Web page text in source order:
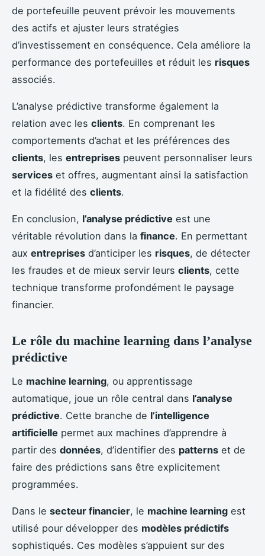
de portefeuille peuvent prévoir les mouvements
des actifs et ajuster leurs stratégies
d’investissement en conséquence. Cela améliore la
performance des portefeuilles et réduit les risques
associés.
L’analyse prédictive transforme également la
relation avec les clients. En comprenant les
comportements d’achat et les préférences des
clients, les entreprises peuvent personnaliser leurs
services et offres, augmentant ainsi la satisfaction
et la fidélité des clients.
En conclusion, l’analyse prédictive est une
véritable révolution dans la finance. En permettant
aux entreprises d’anticiper les risques, de détecter
les fraudes et de mieux servir leurs clients, cette
technique transforme profondément le paysage
financier.
Le rôle du machine learning dans l’analyse
prédictive
Le machine learning, ou apprentissage
automatique, joue un rôle central dans l’analyse
prédictive. Cette branche de l’intelligence
artificielle permet aux machines d’apprendre à
partir des données, d’identifier des patterns et de
faire des prédictions sans être explicitement
programmées.
Dans le secteur financier, le machine learning est
utilisé pour développer des modèles prédictifs
sophistiqués. Ces modèles s’appuient sur des